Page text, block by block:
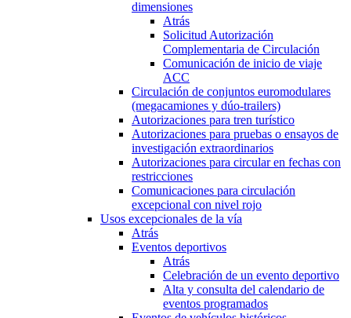
dimensiones
Atrás
Solicitud Autorización
Complementaria de Circulación
Comunicación de inicio de viaje
ACC
Circulación de conjuntos euromodulares
(megacamiones y dúo-trailers)
Autorizaciones para tren turístico
Autorizaciones para pruebas o ensayos de
investigación extraordinarios
Autorizaciones para circular en fechas con
restricciones
Comunicaciones para circulación
excepcional con nivel rojo
Usos excepcionales de la vía
Atrás
Eventos deportivos
Atrás
Celebración de un evento deportivo
Alta y consulta del calendario de
eventos programados